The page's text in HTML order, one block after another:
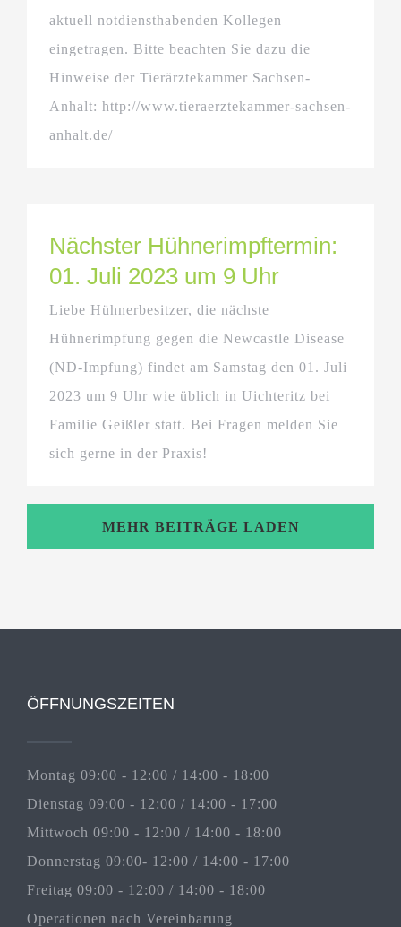
aktuell notdiensthabenden Kollegen
eingetragen. Bitte beachten Sie dazu die
Hinweise der Tierärztekammer Sachsen-
Anhalt: http://www.tieraerztekammer-sachsen-
anhalt.de/
Nächster Hühnerimpftermin:
01. Juli 2023 um 9 Uhr
Liebe Hühnerbesitzer, die nächste
Hühnerimpfung gegen die Newcastle Disease
(ND-Impfung) findet am Samstag den 01. Juli
2023 um 9 Uhr wie üblich in Uichteritz bei
Familie Geißler statt. Bei Fragen melden Sie
sich gerne in der Praxis!
MEHR BEITRÄGE LADEN
ÖFFNUNGSZEITEN
Montag 09:00 - 12:00 / 14:00 - 18:00
Dienstag 09:00 - 12:00 / 14:00 - 17:00
Mittwoch 09:00 - 12:00 / 14:00 - 18:00
Donnerstag 09:00- 12:00 / 14:00 - 17:00
Freitag 09:00 - 12:00 / 14:00 - 18:00
Operationen nach Vereinbarung